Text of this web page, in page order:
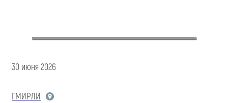
30 июня 2026
ГМИРЛИ